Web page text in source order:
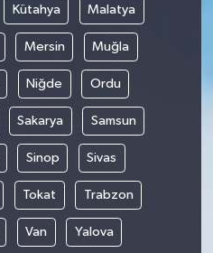
Kütahya Malatya
Mersin Muğla
Niğde Ordu
Sakarya Samsun
Sinop Sivas
Tokat Trabzon
Van Yalova